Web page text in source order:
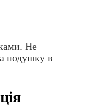
Не
подушку в